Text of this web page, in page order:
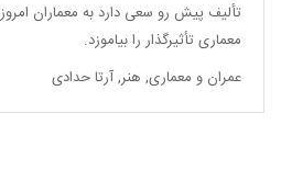
تألیف پیش رو سعی دارد به معماران
معماری تأثیرگذار را بیاموزد.
عمران و معماری, هنر,آرتا حدادی